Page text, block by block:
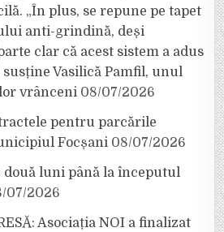
„În plus, se repune pe tapet
anti-grindină, deși
clar că acest sistem a adus
Vasilică Pamfil, unul
vrânceni 08/07/2026
pentru parcările
Focșani 08/07/2026
două luni până la începutul
07/2026
Asociația NOI a finalizat